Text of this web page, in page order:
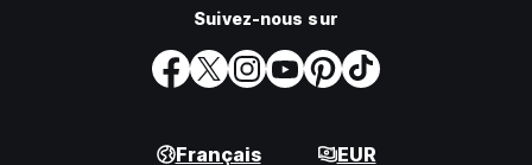
Suivez-nous sur
Français EUR